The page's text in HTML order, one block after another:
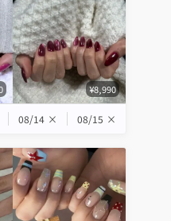
¥8,990
08/14 × 08/15 ×